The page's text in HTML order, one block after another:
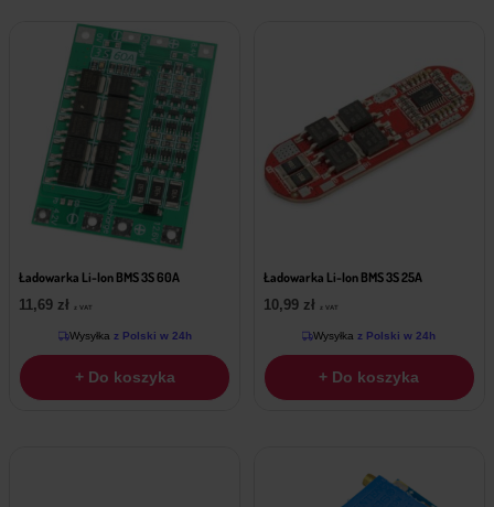
Ładowarka Li-Ion BMS 3S 60A
11,69 zł z VAT
Wysyłka z Polski w 24h
+ Do koszyka
Ładowarka Li-Ion BMS 3S 25A
10,99 zł z VAT
Wysyłka z Polski w 24h
+ Do koszyka